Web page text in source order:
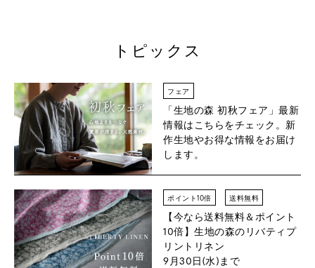
トピックス
フェア
「生地の森 初秋フェア」最新
情報はこちらをチェック。新
作生地やお得な情報をお届け
します。
ポイント10倍 送料無料
【今なら送料無料＆ポイント
10倍】生地の森のリバティプ
リントリネン
9月30日(水)まで